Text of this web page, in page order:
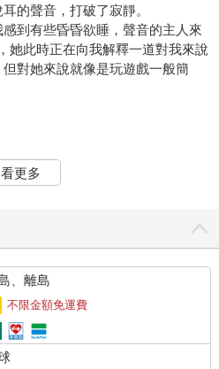
的聲音，打破了寂靜。
到有些昏昏欲睡，聲音的主人來
她此時正在向我解釋一道對我來說
對她來說就像是玩遊戲一般簡
，我都忘了自己應該要好好學
辦法通過考試吧，我太笨了。最後
放大學」。我有些沮喪地將下巴
在看到數學題目時表現得像是在
嘴角仍掛著微笑。看到她這個表
看更多
、離島
不限金額免運費